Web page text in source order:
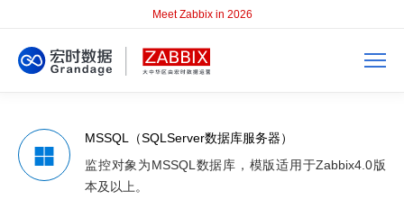
Meet Zabbix in 2026
MSSQL（SQLServer数据库服务器）
监控对象为MSSQL数据库，模版适用于Zabbix4.0版
本及以上。